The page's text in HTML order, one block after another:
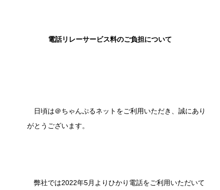
電話リレーサービス料のご負担について
日頃は＠ちゃんぷるネットをご利用いただき、誠にあり
がとうございます。
弊社では2022年5月よりひかり電話をご利用いただいて